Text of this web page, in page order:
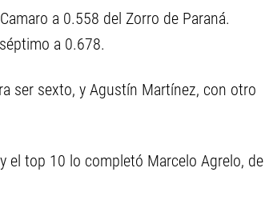
a 0.558 del Zorro de Paraná.
a 0.678.
ser sexto, y Agustín Martínez, con otro
el top 10 lo completó Marcelo Agrelo, de